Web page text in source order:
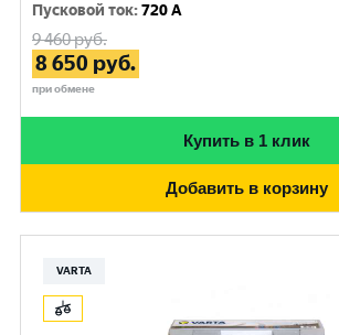
Пусковой ток:720 A
9 460руб.
8 650 руб.
при обмене
Купить в 1 клик
Добавить в корзину
VARTA